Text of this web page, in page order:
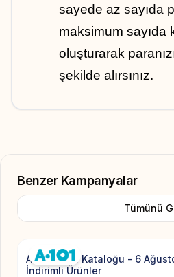
sayede az sayıda
maksimum sayıda
oluşturarak
şekilde alırsınız.
Benzer Kampanyalar
Tümünü
A101 Aktüel Kataloğu - 6
İndirimli Ürünler